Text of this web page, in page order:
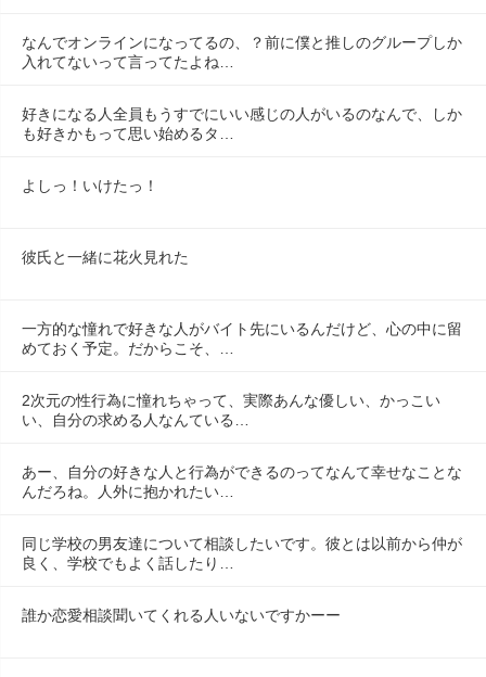
なんでオンラインになってるの、？前に僕と推しのグループしか
入れてないって言ってたよね…
好きになる人全員もうすでにいい感じの人がいるのなんで、しか
も好きかもって思い始めるタ…
よしっ！いけたっ！
彼氏と一緒に花火見れた
一方的な憧れで好きな人がバイト先にいるんだけど、心の中に留
めておく予定。だからこそ、…
2次元の性行為に憧れちゃって、実際あんな優しい、かっこい
い、自分の求める人なんている…
あー、自分の好きな人と行為ができるのってなんて幸せなことな
んだろね。人外に抱かれたい…
同じ学校の男友達について相談したいです。彼とは以前から仲が
良く、学校でもよく話したり…
誰か恋愛相談聞いてくれる人いないですかーー